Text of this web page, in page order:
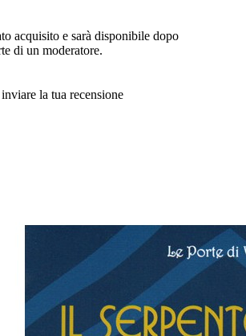
acquisito e sarà disponibile dopo
di un moderatore.
la tua recensione